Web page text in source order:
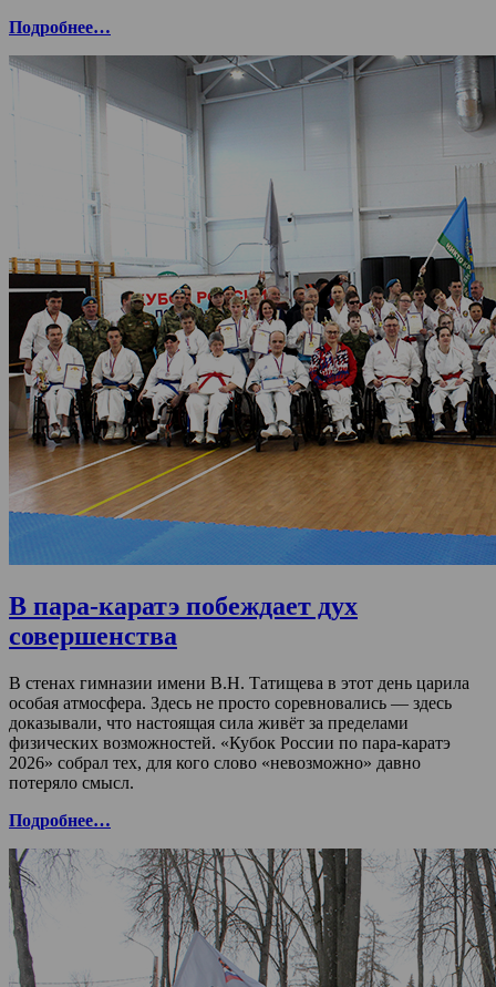
Подробнее…
В пара-каратэ побеждает дух
совершенства
В стенах гимназии имени В.Н. Татищева в этот день царила
особая атмосфера. Здесь не просто соревновались — здесь
доказывали, что настоящая сила живёт за пределами
физических возможностей. «Кубок России по пара-каратэ
2026» собрал тех, для кого слово «невозможно» давно
потеряло смысл.
Подробнее…